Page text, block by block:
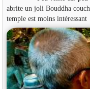
abrite un joli Bouddha
temple est moins intéressant